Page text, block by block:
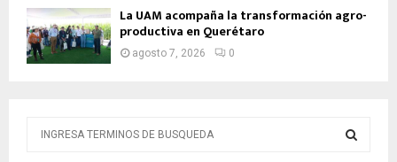
La UAM acompaña la transformación agro-
productiva en Querétaro
agosto 7, 2026 0